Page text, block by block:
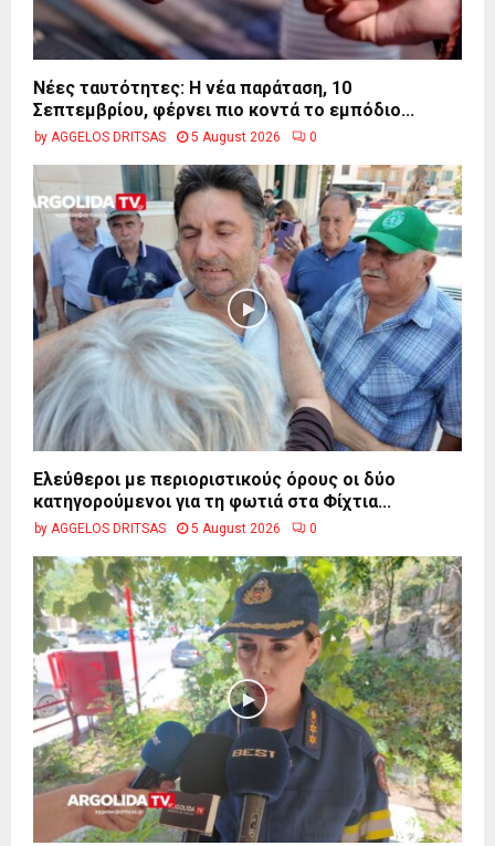
Νέες ταυτότητες: Η νέα παράταση, 10
Σεπτεμβρίου, φέρνει πιο κοντά το εμπόδιο...
by AGGELOS DRITSAS 5 August 2026 0
Ελεύθεροι με περιοριστικούς όρους οι δύο
κατηγορούμενοι για τη φωτιά στα Φίχτια...
by AGGELOS DRITSAS 5 August 2026 0